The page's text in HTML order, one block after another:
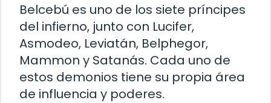
Belcebú es uno de los siete príncipes
del infierno, junto con Lucifer,
Asmodeo, Leviatán, Belphegor,
Mammon y Satanás. Cada uno de
estos demonios tiene su propia área
de influencia y poderes.